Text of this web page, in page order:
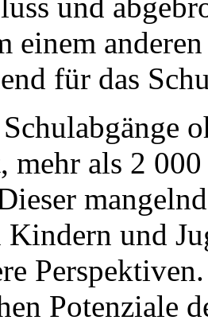
einem
für das
mehr als 2
Kindern und
Potenziale